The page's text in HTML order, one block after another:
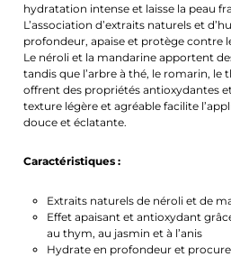
hydratation intense et laisse la peau
L’association d’extraits naturels et
profondeur, apaise et protège contre
Le néroli et la mandarine apportent
tandis que l’arbre à thé, le romarin, le
offrent des propriétés antioxydantes
texture légère et agréable facilite
douce et éclatante.
Caractéristiques :
Extraits naturels de néroli et de
Effet apaisant et antioxydant
au thym, au jasmin et à l’anis
Hydrate en profondeur et